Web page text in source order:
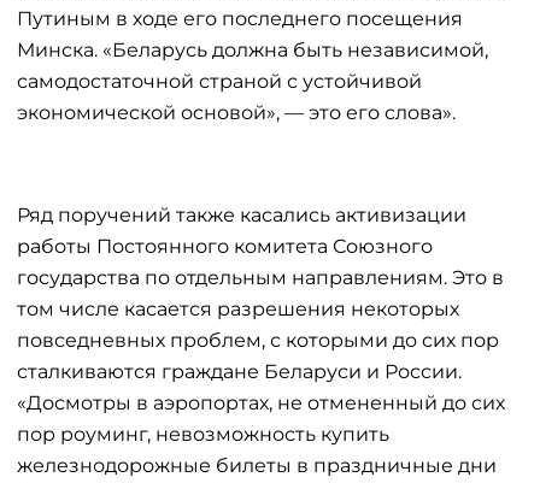
Путиным в ходе его последнего посещения
Минска. «Беларусь должна быть независимой,
самодостаточной страной с устойчивой
экономической основой», — это его слова».
Ряд поручений также касались активизации
работы Постоянного комитета Союзного
государства по отдельным направлениям. Это в
том числе касается разрешения некоторых
повседневных проблем, с которыми до сих пор
сталкиваются граждане Беларуси и России.
«Досмотры в аэропортах, не отмененный до сих
пор роуминг, невозможность купить
железнодорожные билеты в праздничные дни